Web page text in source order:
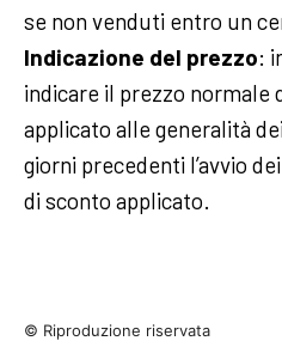
se non venduti entro un
Indicazione del prezzo:
indicare il prezzo normale
applicato alle generalità
giorni precedenti l’avvio
di sconto applicato.
© Riproduzione riservata